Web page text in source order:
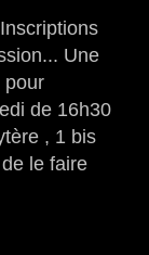
Une
pour
de 16h30
, 1 bis
le faire